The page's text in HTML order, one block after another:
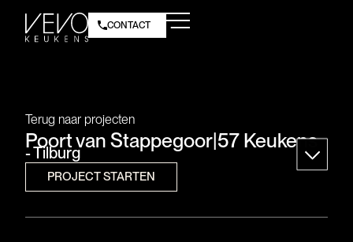
CONTACT
Terug naar projecten
Poort van Stappegoor|57 Keukens
- Tilburg
PROJECT STARTEN